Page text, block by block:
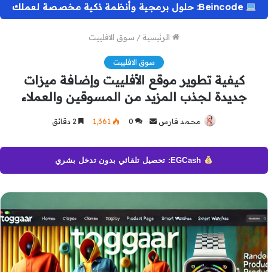
Beincode: حلول برمجية وأنظمة ذكية مخصصة لعملك
الرئيسية / سوق الافلييت
سوق الافلييت
كيفية تطوير موقع الأفلييت وإضافة ميزات
جديدة لجذب المزيد من المسوقين والعملاء
محمد فارس
أرسل
إلكترونيا
0 1٬361